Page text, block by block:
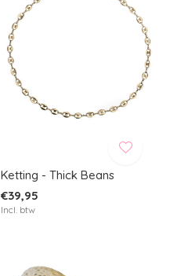
Ketting - Thick Beans
€39,95
Incl. btw